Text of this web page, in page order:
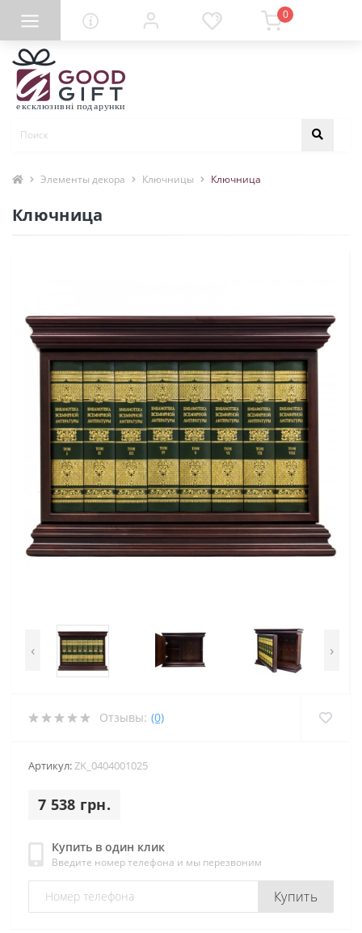
0
Элементы декора Ключницы Ключница
Ключница
‹ ›
Отзывы: (0)
Артикул:ZK_0404001025
7 538 грн.
Купить в один клик
Введите номер телефона и мы перезвоним
Купить